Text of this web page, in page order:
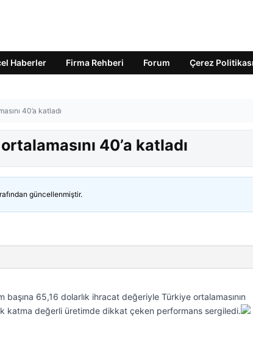
Haberler Firma Rehberi Forum Çerez Politikası
40’a katladı
40’a katladı
güncellenmiştir.
başına 65,16 dolarlık ihracat değeriyle Türkiye ortalamasının
katma değerli üretimde dikkat çeken performans sergiledi.